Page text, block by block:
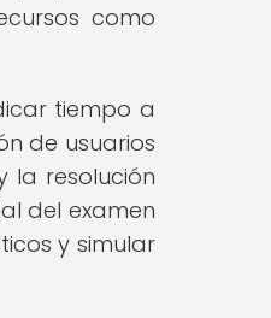
como
tiempo a
de usuarios
la resolución
del examen
y simular